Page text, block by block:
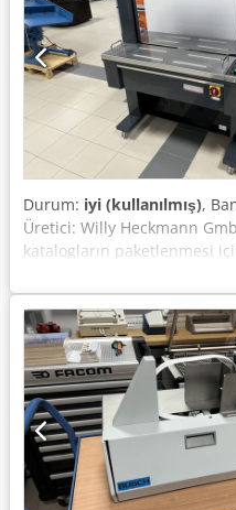
Durum: iyi (kullanılmış),
Üretici: Willy Heckmann
katalogların paketlenmesi
bant paketi güçlendirir ve
Ayarlanabilir gerdirme
200 kg P hakkında bilgi alın